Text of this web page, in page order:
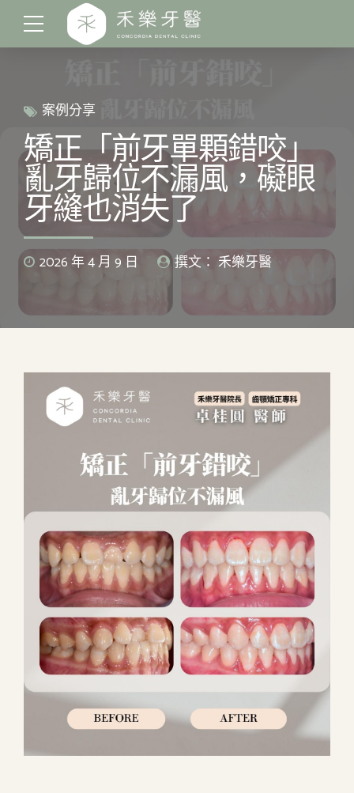
案例分享
矯正「前牙單顆錯咬」
亂牙歸位不漏風，礙眼
牙縫也消失了
2026 年 4 月 9 日 撰文： 禾樂牙醫